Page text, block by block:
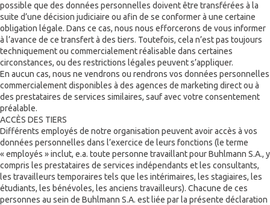
possible que des données personnelles doivent être transférées à la
suite d’une décision judiciaire ou afin de se conformer à une certaine
obligation légale. Dans ce cas, nous nous efforcerons de vous informer
à l’avance de ce transfert à des tiers. Toutefois, cela n’est pas toujours
techniquement ou commercialement réalisable dans certaines
circonstances, ou des restrictions légales peuvent s’appliquer.
En aucun cas, nous ne vendrons ou rendrons vos données personnelles
commercialement disponibles à des agences de marketing direct ou à
des prestataires de services similaires, sauf avec votre consentement
préalable.
ACCÈS DES TIERS
Différents employés de notre organisation peuvent avoir accès à vos
données personnelles dans l’exercice de leurs fonctions (le terme
« employés » inclut, e.a. toute personne travaillant pour Buhlmann S.A., y
compris les prestataires de services indépendants et les consultants,
les travailleurs temporaires tels que les intérimaires, les stagiaires, les
étudiants, les bénévoles, les anciens travailleurs). Chacune de ces
personnes au sein de Buhlmann S.A. est liée par la présente déclaration